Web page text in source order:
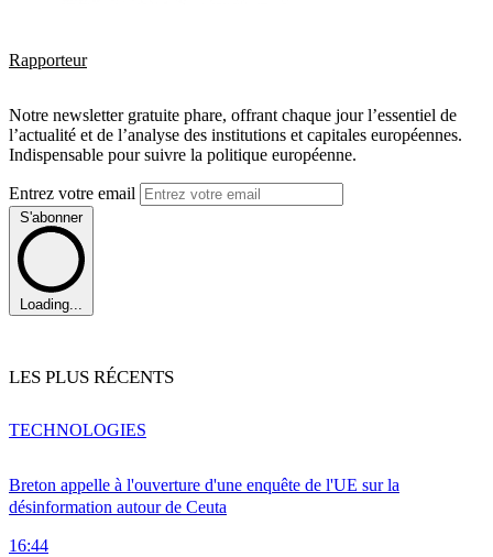
Rapporteur
Notre newsletter gratuite phare, offrant chaque jour l’essentiel de
l’actualité et de l’analyse des institutions et capitales européennes.
Indispensable pour suivre la politique européenne.
Entrez votre email
S'abonner
Loading...
LES PLUS RÉCENTS
Breton appelle à l'ouverture d'une enquête de l'UE sur la
désinformation autour de Ceuta
16:44
TECHNOLOGIES